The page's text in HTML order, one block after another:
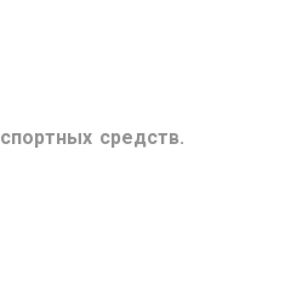
средств.